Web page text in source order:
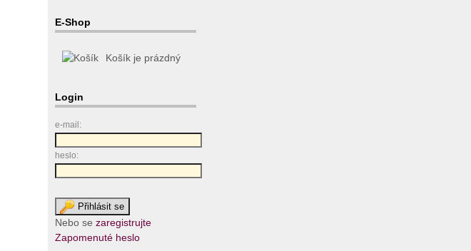
E-Shop
Košík je prázdný
Login
e-mail:
heslo:
Nebo sezaregistrujte
Zapomenuté heslo